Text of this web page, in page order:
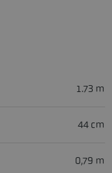
1.73 m
44 cm
0,79 m